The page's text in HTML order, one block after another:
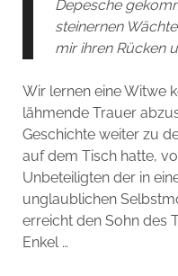
Depesche
steinernen
mir ihren Rücken
Wir lernen eine Witwe
lähmende Trauer
Geschichte weiter zu
auf dem Tisch hatte,
Unbeteiligten der in
unglaublichen
erreicht den Sohn des
Enkel …